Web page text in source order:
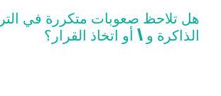
هل تلاحظ صعوبات متكررة في
الذاكرة و \ أو اتخاذ القرار؟